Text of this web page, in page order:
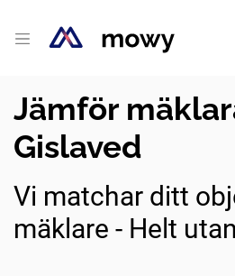
Jämför
Gislaved
Vi matchar ditt
mäklare - Helt